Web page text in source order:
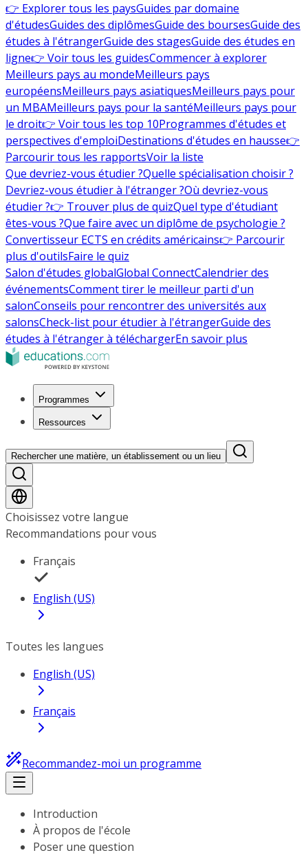
👉 Explorer tous les paysGuides par domaine
d'étudesGuides des diplômesGuide des boursesGuide des
études à l'étrangerGuide des stagesGuide des études en
ligne👉 Voir tous les guidesCommencer à explorer
Meilleurs pays au mondeMeilleurs pays
européensMeilleurs pays asiatiquesMeilleurs pays pour
un MBAMeilleurs pays pour la santéMeilleurs pays pour
le droit👉 Voir tous les top 10Programmes d'études et
perspectives d'emploiDestinations d'études en hausse👉
Parcourir tous les rapportsVoir la liste
Que devriez-vous étudier ?Quelle spécialisation choisir ?
Devriez-vous étudier à l'étranger ?Où devriez-vous
étudier ?👉 Trouver plus de quizQuel type d'étudiant
êtes-vous ?Que faire avec un diplôme de psychologie ?
Convertisseur ECTS en crédits américains👉 Parcourir
plus d'outilsFaire le quiz
Salon d'études globalGlobal ConnectCalendrier des
événementsComment tirer le meilleur parti d'un
salonConseils pour rencontrer des universités aux
salonsCheck-list pour étudier à l'étrangerGuide des
études à l'étranger à téléchargerEn savoir plus
Programmes
Ressources
Rechercher une matière, un établissement ou un lieu
Choisissez votre langue
Recommandations pour vous
Français
English (US)
Toutes les langues
English (US)
Français
Recommandez-moi un programme
Introduction
À propos de l'école
Poser une question